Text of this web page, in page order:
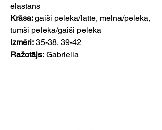
elastāns
Krāsa:gaiši pelēka/latte, melna/pelēka,
tumši pelēka/gaiši pelēka
Izmēri: 35-38, 39-42
Ražotājs: Gabriella